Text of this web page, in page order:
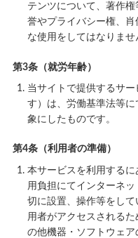
テンツについて、著作
誉やプライバシー権、
な使用をしてはなりませ
第3条（就労年齢）
当サイトで提供するサ
す）は、労働基準法等
象にしたものです。
第4条（利用者の準備）
本サービスを利用する
用負担にてインターネ
切に設置、操作等をして
用者がアクセスされる
の他機器・ソフトウェ